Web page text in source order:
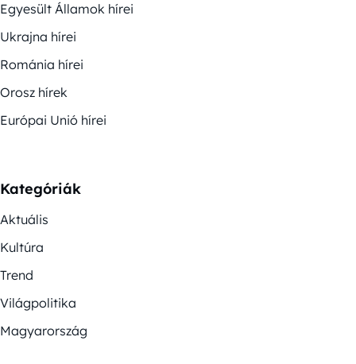
Egyesült Államok hírei
Ukrajna hírei
Románia hírei
Orosz hírek
Európai Unió hírei
Kategóriák
Aktuális
Kultúra
Trend
Világpolitika
Magyarország